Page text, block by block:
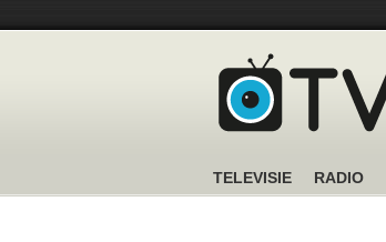
TELEVISIE RADIO